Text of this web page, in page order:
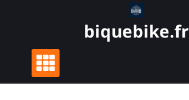
biquebike.fr